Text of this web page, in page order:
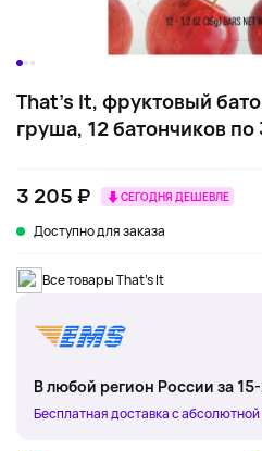
That's It, фруктовый
груша, 12 батончиков по
3 205 ₽ СЕГОДНЯ ДЕШЕВЛЕ
Доступно для заказа
Все товары That's It
В любой регион России за
Бесплатная доставка с